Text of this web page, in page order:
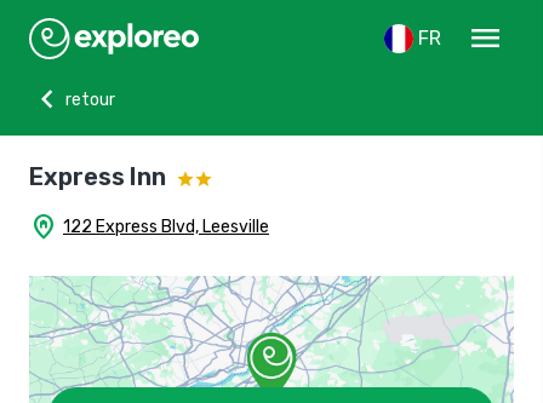
FR
menu
chevron_left
retour
Express Inn
home_pin 122 Express Blvd, Leesville